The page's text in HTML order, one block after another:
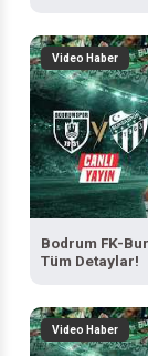
Video Haber
Bodrum FK-
Tüm Detaylar!
Video Haber